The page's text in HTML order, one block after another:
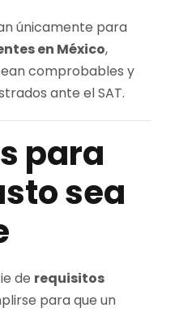
únicamente para
en México,
comprobables y
ante el SAT.
para
sea
de requisitos
para que un